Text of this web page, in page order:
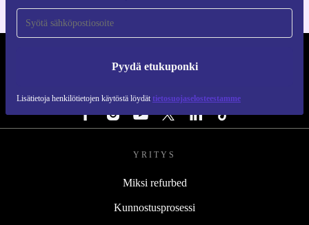
Pyydä etukuponki
Lisätietoja henkilötietojen käytöstä löydät tietosuojaselosteestamme
YRITYS
Miksi refurbed
Kunnostusprosessi